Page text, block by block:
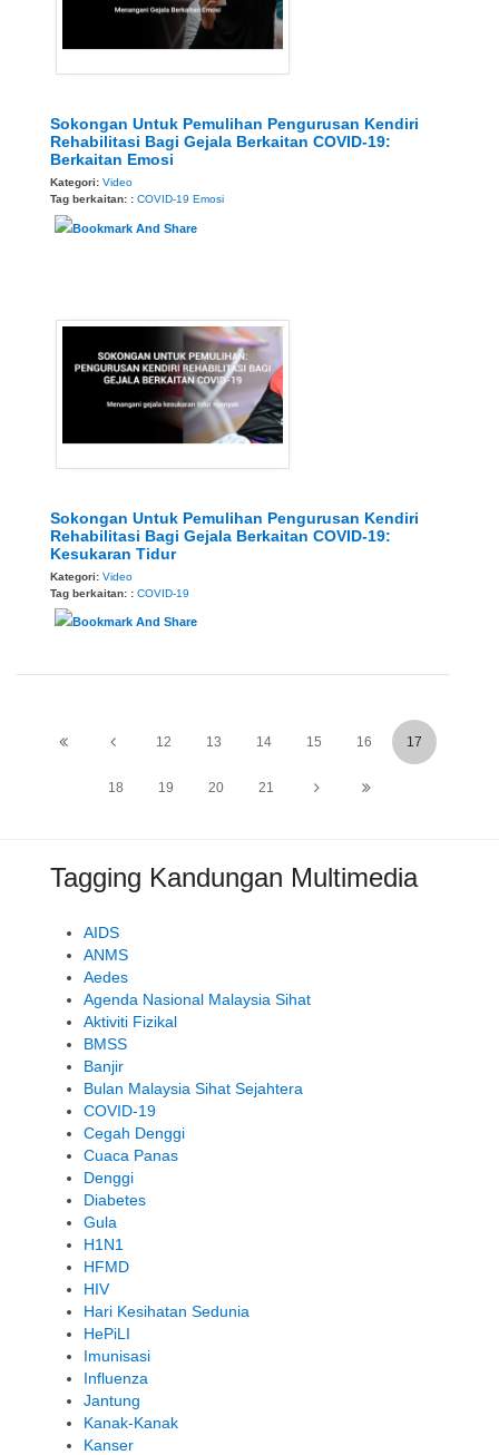
Sokongan Untuk Pemulihan Pengurusan Kendiri
Rehabilitasi Bagi Gejala Berkaitan COVID-19:
Berkaitan Emosi
Kategori: Video
Tag berkaitan: : COVID-19 Emosi
Sokongan Untuk Pemulihan Pengurusan Kendiri
Rehabilitasi Bagi Gejala Berkaitan COVID-19:
Kesukaran Tidur
Kategori: Video
Tag berkaitan: : COVID-19
12 13 14 15 16 17
18 19 20 21
Tagging Kandungan Multimedia
AIDS
ANMS
Aedes
Agenda Nasional Malaysia Sihat
Aktiviti Fizikal
BMSS
Banjir
Bulan Malaysia Sihat Sejahtera
COVID-19
Cegah Denggi
Cuaca Panas
Denggi
Diabetes
Gula
H1N1
HFMD
HIV
Hari Kesihatan Sedunia
HePiLI
Imunisasi
Influenza
Jantung
Kanak-Kanak
Kanser